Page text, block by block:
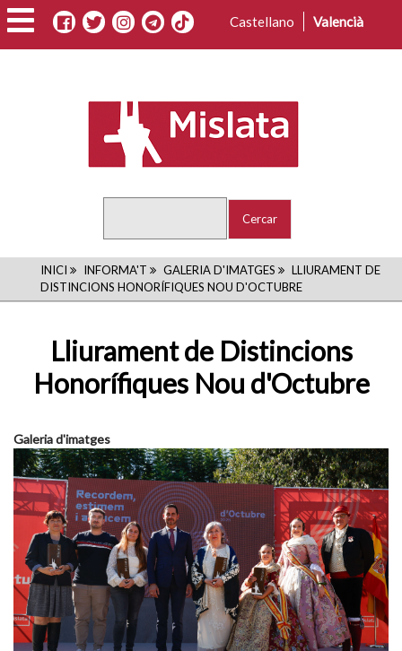
Vés
al
contingut
Castellano Valencià
FIL
D'ARIADNA
INICI INFORMA'T GALERIA D'IMATGES
LLIURAMENT DE
DISTINCIONS HONORÍFIQUES NOU D'OCTUBRE
Lliurament de Distincions
Honorífiques Nou d'Octubre
Galeria d'imatges